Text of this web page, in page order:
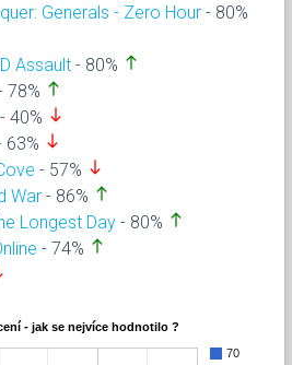
Generals - Zero Hour - 80%
Assault - 80% north
78% north
- 40% south
63% south
- 57% south
War - 86% north
Longest Day - 80% north
- 74% north
- jak se nejvíce hodnotilo ?
70